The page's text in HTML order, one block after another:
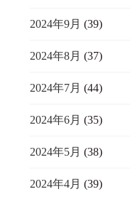
2024年9月 (39)
2024年8月 (37)
2024年7月 (44)
2024年6月 (35)
2024年5月 (38)
2024年4月 (39)